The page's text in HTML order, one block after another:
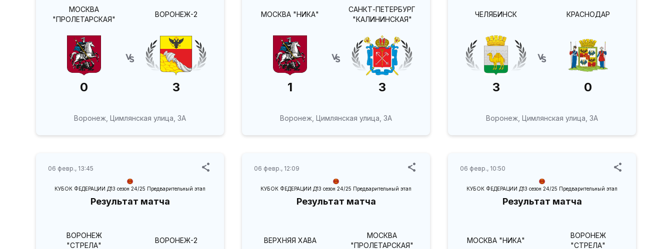
МОСКВА
"ПРОЛЕТАРСКАЯ"
0
ВОРОНЕЖ-2
3
Воронеж, Цимлянская улица, 3А
МОСКВА "НИКА"
1
САНКТ-ПЕТЕРБУРГ
"КАЛИНИНСКАЯ"
3
Воронеж, Цимлянская улица, 3А
ЧЕЛЯБИНСК
3
КРАСНОДАР
0
Воронеж, Цимлянская улица, 3А
06 февр., 13:45
КУБОК ФЕДЕРАЦИИ Д13 сезон 24/25 Предварительный этап
Результат матча
ВОРОНЕЖ
"СТРЕЛА"
ВОРОНЕЖ-2
06 февр., 12:09
КУБОК ФЕДЕРАЦИИ Д13 сезон 24/25 Предварительный этап
Результат матча
ВЕРХНЯЯ ХАВА
МОСКВА
"ПРОЛЕТАРСКАЯ"
06 февр., 10:50
КУБОК ФЕДЕРАЦИИ Д13 сезон 24/25 Предварительный этап
Результат матча
МОСКВА "НИКА"
ВОРОНЕЖ
"СТРЕЛА"